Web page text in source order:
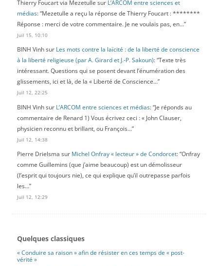
Thierry Foucart via Mezetulle sur L’ARCOM entre sciences et
médias: “Mezetulle a reçu la réponse de Thierry Foucart : ********
Réponse : merci de votre commentaire. Je ne voulais pas, en…”
Juil 15, 10:10
BINH Vinhsur Les mots contre la laïcité : de la liberté de conscience
à la liberté religieuse (par A. Girard et J.-P. Sakoun): “Texte très
intéressant. Questions qui se posent devant l’énumération des
glissements, ici et là, de la « Liberté de Conscience…”
Juil 12, 22:25
BINH Vinhsur L’ARCOM entre sciences et médias: “Je réponds au
commentaire de Renard 1) Vous écrivez ceci : « John Clauser,
physicien reconnu et brillant, ou François…”
Juil 12, 14:38
Pierre Drielsma sur Michel Onfray « lecteur » de Condorcet: “Onfray
comme Guillemins (que j’aime beaucoup) est un démolisseur
(l’esprit qui toujours nie), ce qui explique qu’il outrepasse parfois
les…”
Juil 12, 12:29
Quelques classiques
« Conduire sa raison » afin de résister en ces temps de « post-
vérité »